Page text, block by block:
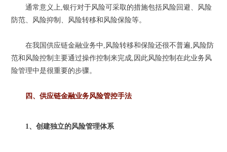
通常意义上,银行对于风险可采取的措施包括风险回避、风险
防范、风险抑制、风险转移和风险保险等。
在我国供应链金融业务中,风险转移和保险还很不普遍,风险防
范和风险控制主要通过操作控制来完成,因此风险控制在此业务风
险管理中是很重要的步骤。
四、供应链金融业务风险管控手法
1、创建独立的风险管理体系